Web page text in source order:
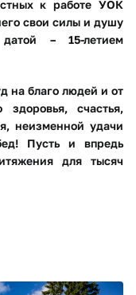
к работе УОК
свои силы и душу
– 15-летием
на благо людей и от
счастья,
неизменной удачи
Пусть и впредь
для тысяч